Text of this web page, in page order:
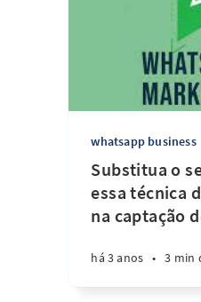
whatsapp business
Substitua o
essa técnica
na captação
há 3 anos • 3 min